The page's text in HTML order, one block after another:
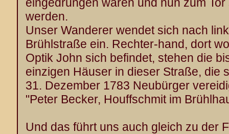
werden.
Unser Wanderer wendet sich nach
Brühlstraße ein. Rechter-hand, dort
Optik John sich befindet, stehen die
einzigen Häuser in dieser Straße, die
31. Dezember 1783 Neubürger
"Peter Becker, Houffschmit im
Und das führt uns auch gleich zu der